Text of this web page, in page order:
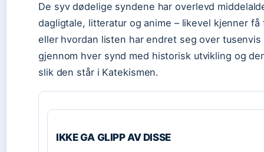
De syv dødelige syndene har overlevd
dagligtale, litteratur og anime – likevel kjenner
eller hvordan listen har endret seg over
gjennom hver synd med historisk utvikling og
slik den står i Katekismen.
IKKE GA GLIPP AV DISSE